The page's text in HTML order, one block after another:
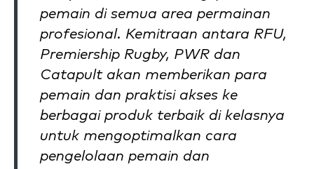
pemain di semua area permainan
profesional. Kemitraan antara RFU,
Premiership Rugby, PWR dan
Catapult akan memberikan para
pemain dan praktisi akses ke
berbagai produk terbaik di kelasnya
untuk mengoptimalkan cara
pengelolaan pemain dan